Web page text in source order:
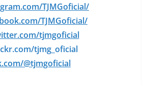
TJMGoficial/
TJMGoficial/
tjmgoficial
tjmg_oficial
@tjmgoficial